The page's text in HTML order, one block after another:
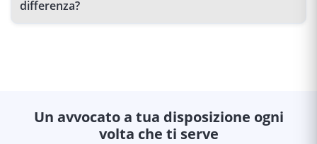
differenza?
Un avvocato a tua disposizione ogni
volta che ti serve